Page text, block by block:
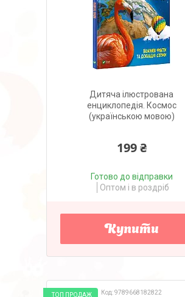
Дитяча ілюстрована
енциклопедія. Космос
(українською мовою)
199 ₴
Готово до відправки
Оптом і в роздріб
Купити
9789668182822
ТОП ПРОДАЖ